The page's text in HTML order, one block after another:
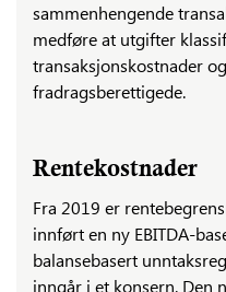
sammenhengende
medføre at utgifter
transaksjonskostnader
fradragsberettigede.
Rentekostnader
Fra 2019 er
innført en ny EBITDA-
balansebasert
inngår i et konsern. Den